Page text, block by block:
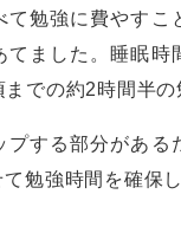
て勉強に費やす
てました。睡眠
での約2時間半の
する部分があ
勉強時間を確保